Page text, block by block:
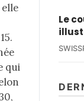
qui
Le